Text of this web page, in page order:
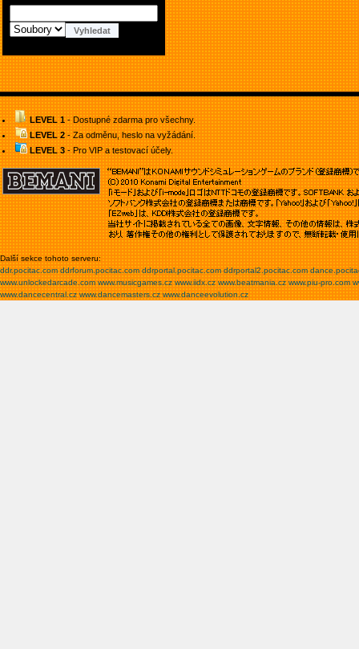
LEVEL 1- Dostupné zdarma pro všechny.
LEVEL 2- Za odměnu, heslo na vyžádání.
LEVEL 3- Pro VIP a testovací účely.
Další sekce tohoto serveru:
ddr.pocitac.com ddrforum.pocitac.com ddrportal.pocitac.com ddrportal2.pocitac.com
www.unlockedarcade.com www.musicgames.cz www.iidx.cz www.beatmania.cz www.piu-pro.com
www.dancecentral.cz www.dancemasters.cz www.danceevolution.cz